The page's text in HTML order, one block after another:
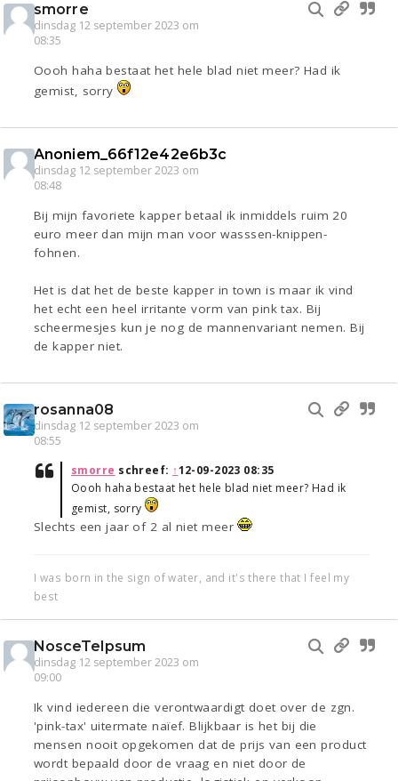
smorre
dinsdag 12 september 2023 om
08:35
Oooh haha bestaat het hele blad niet meer? Had ik
gemist, sorry
Anoniem_66f12e42e6b3c
dinsdag 12 september 2023 om
08:48
Bij mijn favoriete kapper betaal ik inmiddels ruim 20
euro meer dan mijn man voor wasssen-knippen-
fohnen.
Het is dat het de beste kapper in town is maar ik vind
het echt een heel irritante vorm van pink tax. Bij
scheermesjes kun je nog de mannenvariant nemen. Bij
de kapper niet.
rosanna08
dinsdag 12 september 2023 om
08:55
smorre schreef: ↑12-09-2023 08:35
Oooh haha bestaat het hele blad niet meer? Had ik
gemist, sorry
Slechts een jaar of 2 al niet meer
I was born in the sign of water, and it's there that I feel my
best
NosceTeIpsum
dinsdag 12 september 2023 om
09:00
Ik vind iedereen die verontwaardigt doet over de zgn.
'pink-tax' uitermate naïef. Blijkbaar is het bij die
mensen nooit opgekomen dat de prijs van een product
wordt bepaald door de vraag en niet door de